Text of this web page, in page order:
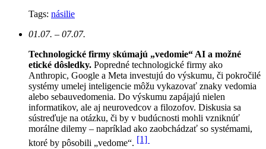
Tags: násilie
01.07. – 07.07.
Technologické firmy skúmajú „vedomie“ AI a možné
etické dôsledky. Popredné technologické firmy ako
Anthropic, Google a Meta investujú do výskumu, či pokročilé
systémy umelej inteligencie môžu vykazovať znaky vedomia
alebo sebauvedomenia. Do výskumu zapájajú nielen
informatikov, ale aj neurovedcov a filozofov. Diskusia sa
sústreďuje na otázku, či by v budúcnosti mohli vzniknúť
morálne dilemy – napríklad ako zaobchádzať so systémami,
ktoré by pôsobili „vedome“. [1]